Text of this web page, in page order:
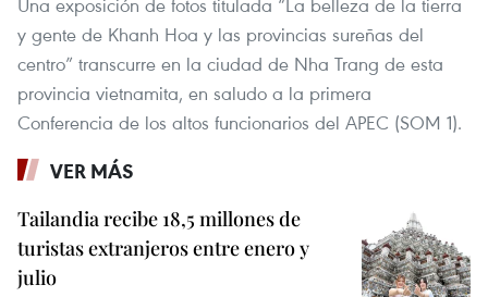
Una exposición de fotos titulada “La belleza de la tierra
y gente de Khanh Hoa y las provincias sureñas del
centro” transcurre en la ciudad de Nha Trang de esta
provincia vietnamita, en saludo a la primera
Conferencia de los altos funcionarios del APEC (SOM 1).
VER MÁS
Tailandia recibe 18,5 millones de
turistas extranjeros entre enero y
julio